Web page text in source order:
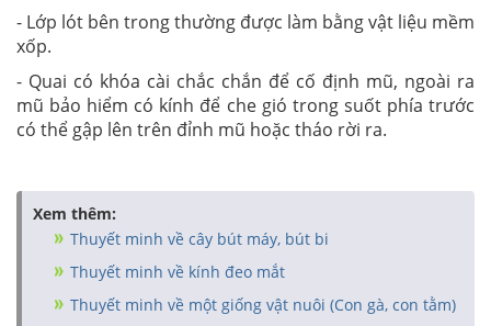
- Lớp lót bên trong thường được làm bằng vật liệu mềm
xốp.
- Quai có khóa cài chắc chắn để cố định mũ, ngoài ra
mũ bảo hiểm có kính để che gió trong suốt phía trước
có thể gập lên trên đỉnh mũ hoặc tháo rời ra.
Xem thêm:
Thuyết minh về cây bút máy, bút bi
Thuyết minh về kính đeo mắt
Thuyết minh về một giống vật nuôi (Con gà, con tằm)